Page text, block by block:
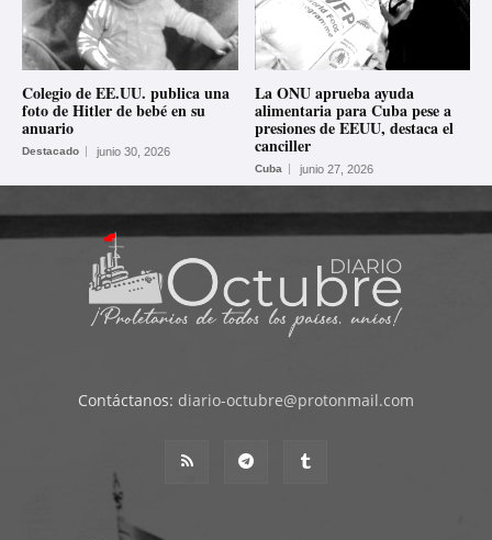
Colegio de EE.UU. publica una
foto de Hitler de bebé en su
anuario
Destacado junio 30, 2026
La ONU aprueba ayuda
alimentaria para Cuba pese a
presiones de EEUU, destaca el
canciller
Cuba junio 27, 2026
Contáctanos: diario-octubre@protonmail.com